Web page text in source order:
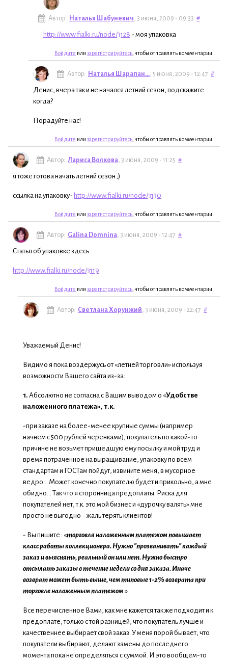
Автор: Наталья Шабуневич , 3 июня, 2009 - 09:33 #
http://www.fialki.ru/node/3128 - моя упаковка
Войдите или зарегистрируйтесь , чтобы отправлять комментарии
Автор: Наталья Шарапан... , 5 июня, 2009 - 12:47 #
Денис, вчера так и не начался летний сезон, подскажите
когда?
Порадуйте нас!
Войдите или зарегистрируйтесь , чтобы отправлять комментарии
Автор: Лариса Волкова , 3 июня, 2009 - 11:25 #
я тоже готова начать летний сезон ;)
ссылка на упаковку- http://www.fialki.ru/node/3130
Войдите или зарегистрируйтесь , чтобы отправлять комментарии
Автор: Galina Domnina , 3 июня, 2009 - 12:47 #
Статья об упаковке здесь:
http://www.fialki.ru/node/3119
Войдите или зарегистрируйтесь , чтобы отправлять комментарии
Автор: Светлана Хорунжий , 3 июня, 2009 - 22:47 #
Уважаемый Денис!
Видимо я пока воздержусь от «летней торговли» используя
возможности Вашего сайта из-за:
1. Абсолютно не согласна с Вашим выводом о «Удобстве
наложенного платежа», т.к.
-при заказе на более-менее крупные суммы (например
начнем с 500 рублей черенками), покупатель по какой-то
причине не возьмет пришедшую ему посылку и мой труд и
время потраченное на выращивание, упаковку по всем
стандартам и ГОСТам пойдут, извините меня, в мусорное
ведро… Может конечно покупателю будет и прикольно, а мне
обидно… Так что я сторонница предоплаты. Риска для
покупателей нет, т.к. это мой бизнес и «дурочку валять» мне
просто не выгодно – жаль терять клиентов!
- Вы пишите : «торговля наложенным платежом повышает
класс работы коллекционера. Нужно "прозванивать" каждый
заказ и выяснять, реальный он или нет. Нужно быстро
отсылать заказы в течение недели со дня заказа. Иначе
возврат может быть выше, чем типовые 1-2% возврата при
торговле наложенным платежом.»
Все перечисленное Вами, как мне кажется так же подходит и к
предоплате, только с той разницей, что покупатель лучше и
качественнее выбирает свой заказ. У меня порой бывает, что
покупатели выбирают, делают замены до последнего
момента пока не определяться с суммой. И это вообщем-то